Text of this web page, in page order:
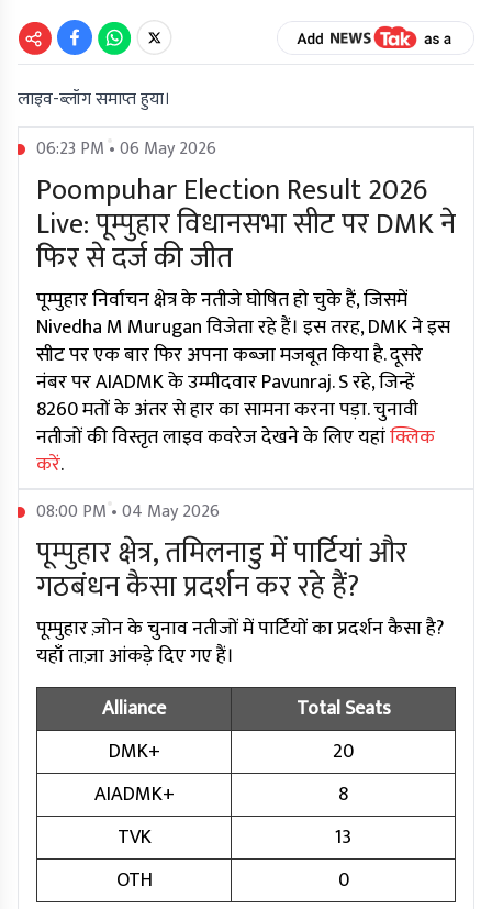
लाइव-ब्लॉग समाप्त हुया।
06:23 PM • 06 May 2026
Poompuhar Election Result 2026
Live: पूम्पुहार विधानसभा सीट पर DMK ने
फिर से दर्ज की जीत
पूम्पुहार निर्वाचन क्षेत्र के नतीजे घोषित हो चुके हैं, जिसमें
Nivedha M Murugan विजेता रहे हैं। इस तरह, DMK ने इस
सीट पर एक बार फिर अपना कब्जा मजबूत किया है. दूसरे
नंबर पर AIADMK के उम्मीदवार Pavunraj. S रहे, जिन्हें
8260 मतों के अंतर से हार का सामना करना पड़ा. चुनावी
नतीजों की विस्तृत लाइव कवरेज देखने के लिए यहांक्लिक
करें.
08:00 PM • 04 May 2026
पूम्पुहार क्षेत्र, तमिलनाडु में पार्टियां और
गठबंधन कैसा प्रदर्शन कर रहे हैं?
पूम्पुहार ज़ोन के चुनाव नतीजों में पार्टियों का प्रदर्शन कैसा है?
यहाँ ताज़ा आंकड़े दिए गए हैं।
Alliance
Total Seats
DMK+
20
AIADMK+
8
TVK
13
OTH
0